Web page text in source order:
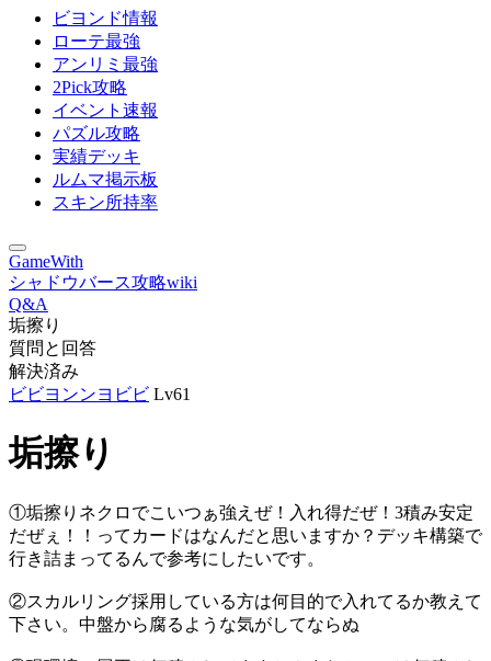
ビヨンド情報
ローテ最強
アンリミ最強
2Pick攻略
イベント速報
パズル攻略
実績デッキ
ルムマ掲示板
スキン所持率
GameWith
シャドウバース攻略wiki
Q&A
垢擦り
質問と回答
解決済み
ビビヨンンヨビビ Lv61
垢擦り
①垢擦りネクロでこいつぁ強えぜ！入れ得だぜ！3積み安定
だぜぇ！！ってカードはなんだと思いますか？デッキ構築で
行き詰まってるんで参考にしたいです。
②スカルリング採用している方は何目的で入れてるか教えて
下さい。中盤から腐るような気がしてならぬ